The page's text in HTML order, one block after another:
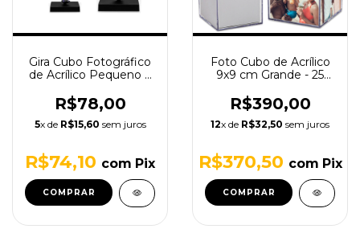
Gira Cubo Fotográfico
de Acrílico Pequeno 6
R$78,00
5x de R$15,60 sem juros
R$74,10 com Pix
Foto Cubo de Acrílico
9x9 cm Grande - 25
R$390,00
12x de R$32,50 sem juros
R$370,50 com Pix